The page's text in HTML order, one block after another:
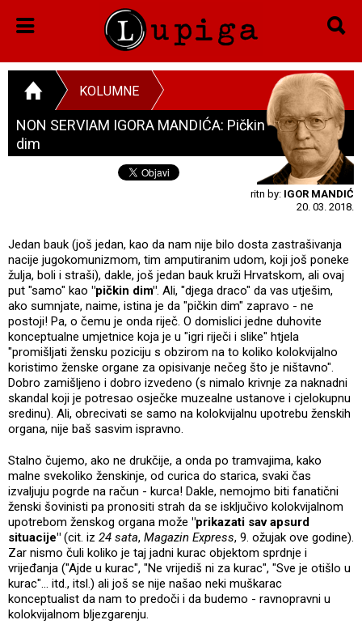
KOLUMNE
NON SERVIAM IGORA MANDIĆA: Pičkin
dim
ritn by: IGOR MANDIĆ
20. 03. 2018.
Jedan bauk (još jedan, kao da nam nije bilo dosta zastrašivanja
nacije jugokomunizmom, tim amputiranim udom, koji još poneke
žulja, boli i straši), dakle, još jedan bauk kruži Hrvatskom, ali ovaj
put "samo" kao "pičkin dim". Ali, "djega draco" da vas utješim,
ako sumnjate, naime, istina je da "pičkin dim" zapravo - ne
postoji! Pa, o čemu je onda riječ. O domislici jedne duhovite
konceptualne umjetnice koja je u "igri riječi i slike" htjela
"promišljati žensku poziciju s obzirom na to koliko kolokvijalno
koristimo ženske organe za opisivanje nečeg što je ništavno".
Dobro zamišljeno i dobro izvedeno (s nimalo krivnje za naknadni
skandal koji je potresao osječke muzealne ustanove i cjelokupnu
sredinu). Ali, obrecivati se samo na kolokvijalnu upotrebu ženskih
organa, nije baš sasvim ispravno.
Stalno čujemo, ako ne drukčije, a onda po tramvajima, kako
malne svekoliko ženskinje, od curica do starica, svaki čas
izvaljuju pogrde na račun - kurca! Dakle, nemojmo biti fanatični
ženski šovinisti pa pronositi strah da se isključivo kolokvijalnom
upotrebom ženskog organa može "prikazati sav apsurd
situacije" (cit. iz 24 sata, Magazin Express, 9. ožujak ove godine).
Zar nismo čuli koliko je taj jadni kurac objektom sprdnje i
vrijeđanja ("Ajde u kurac", "Ne vrijediš ni za kurac", "Sve je otišlo u
kurac"... itd., itsl.) ali još se nije našao neki muškarac
konceptualist da nam to predoči i da budemo - ravnopravni u
kolokvijalnom bljezgarenju.